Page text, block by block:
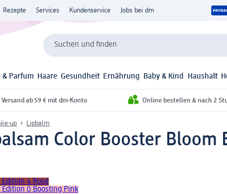
Rezepte Services Kundenservice Jobs bei dm
Suchen und finden
& Parfum Haare Gesundheit Ernährung Baby & Kind Haushalt
ab 59 € mit dm-Konto Online bestellen & nach 2
up Lipbalm
Color Booster Bloom
4 Rosé
0 Boosting Pink